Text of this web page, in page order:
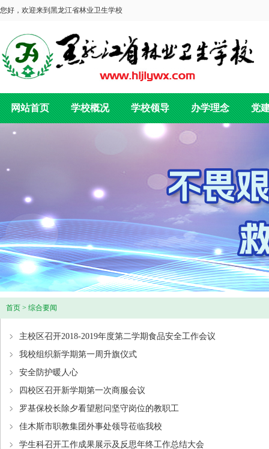
您好，欢迎来到黑龙江省林业卫生学校
网站首页 学校概况 学校领导 办学理念 党
首页 > 综合要闻
主校区召开2018-2019年度第二学期食品安全工作会议
我校组织新学期第一周升旗仪式
安全防护暖人心
四校区召开新学期第一次商服会议
罗基保校长除夕看望慰问坚守岗位的教职工
佳木斯市职教集团外事处领导莅临我校
学生科召开工作成果展示及反思年终工作总结大会